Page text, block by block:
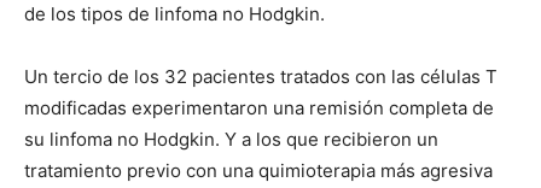
de los tipos de linfoma no Hodgkin.
Un tercio de los 32 pacientes tratados con las células T
modificadas experimentaron una remisión completa de
su linfoma no Hodgkin. Y a los que recibieron un
tratamiento previo con una quimioterapia más agresiva